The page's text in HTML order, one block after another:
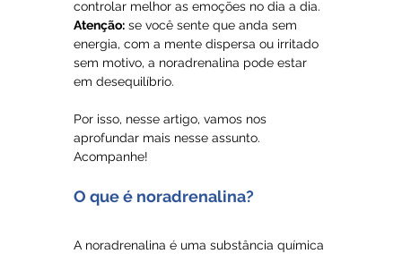
controlar melhor as emoções no dia a dia.
Atenção: se você sente que anda sem
energia, com a mente dispersa ou irritado
sem motivo, a noradrenalina pode estar
em desequilíbrio.
Por isso, nesse artigo, vamos nos
aprofundar mais nesse assunto.
Acompanhe!
O que é noradrenalina?
A noradrenalina é uma substância química